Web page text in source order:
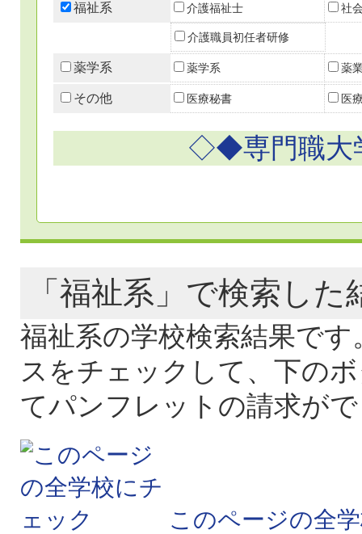
福祉系 介護福祉士 社
介護職員初任者研修
薬学系 薬学系 薬
その他 医療秘書 医
◇◆専門職大
「福祉系」で検索し
福祉系の学校検索結果で
スをチェックして、下の
てパンフレットの請求が
このページの全